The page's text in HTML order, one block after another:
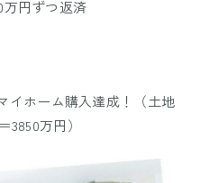
万円ずつ返済
イホーム購入達成！（土地
万円）